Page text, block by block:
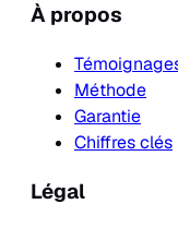
À propos
Méthode
Garantie
Chiffres clés
Légal